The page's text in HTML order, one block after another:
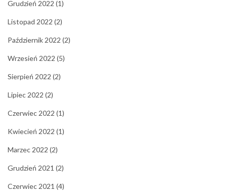
Grudzień 2022 (1)
Listopad 2022 (2)
Październik 2022 (2)
Wrzesień 2022 (5)
Sierpień 2022 (2)
Lipiec 2022 (2)
Czerwiec 2022 (1)
Kwiecień 2022 (1)
Marzec 2022 (2)
Grudzień 2021 (2)
Czerwiec 2021 (4)